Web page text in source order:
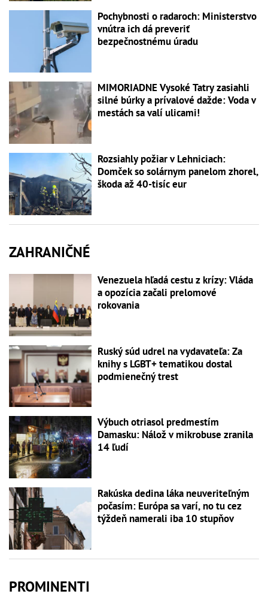
Pochybnosti o radaroch: Ministerstvo
vnútra ich dá preveriť
bezpečnostnému úradu
MIMORIADNE Vysoké Tatry zasiahli
silné búrky a prívalové dažde: Voda v
mestách sa valí ulicami!
Rozsiahly požiar v Lehniciach:
Domček so solárnym panelom zhorel,
škoda až 40-tisíc eur
ZAHRANIČNÉ
Venezuela hľadá cestu z krízy: Vláda
a opozícia začali prelomové
rokovania
Ruský súd udrel na vydavateľa: Za
knihy s LGBT+ tematikou dostal
podmienečný trest
Výbuch otriasol predmestím
Damasku: Nálož v mikrobuse zranila
14 ľudí
Rakúska dedina láka neuveriteľným
počasím: Európa sa varí, no tu cez
týždeň namerali iba 10 stupňov
PROMINENTI